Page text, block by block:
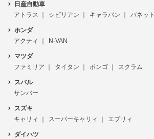
日産自動車
アトラス
シビリアン キャラバン バネット
ホンダ
アクティ
N-VAN
マツダ
ファミリア
タイタン ボンゴ スクラム
スバル
サンバー
スズキ
キャリィ
スーパーキャリィ エブリィ
ダイハツ